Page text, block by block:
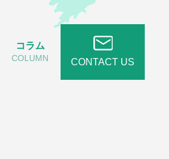
コラム
COLUMN CONTACT US